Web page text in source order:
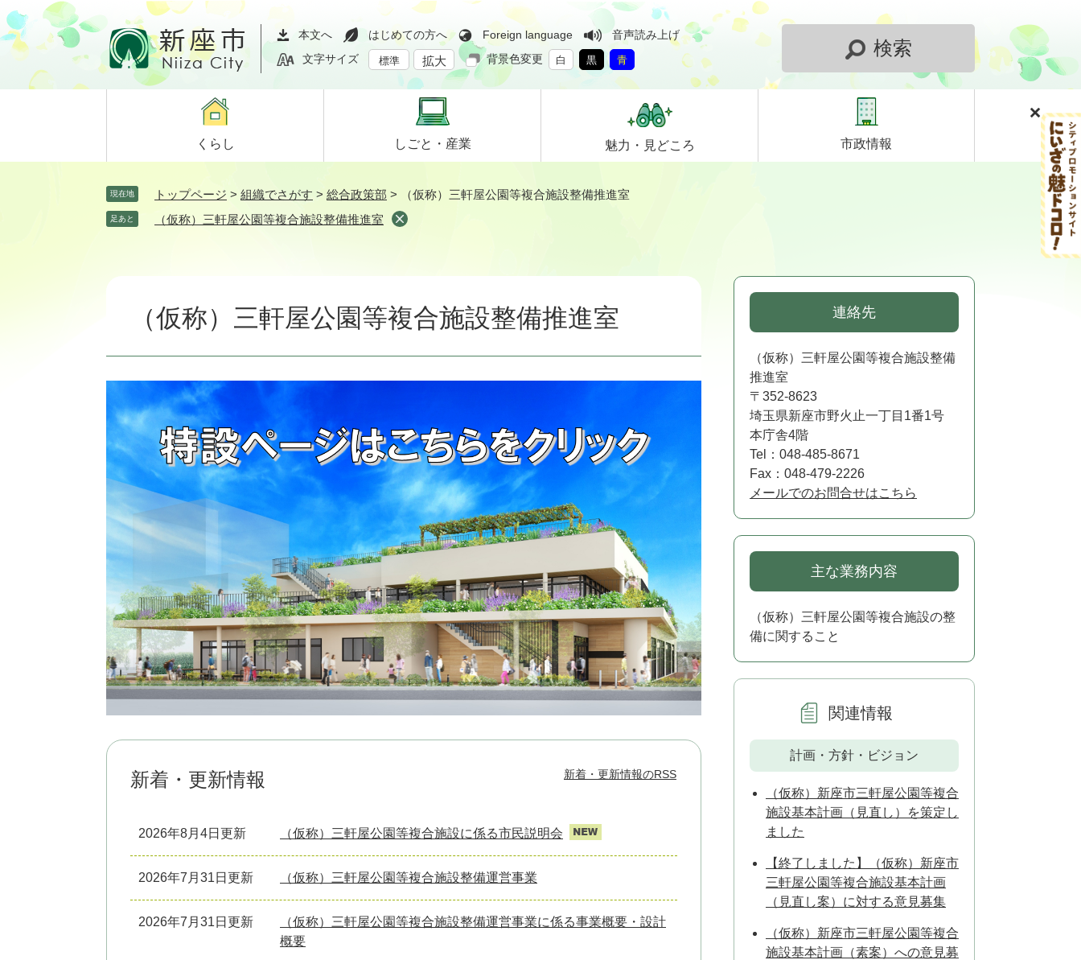
ペ
ー
ジ
メ
ニ
ュ
て
本文へ はじめての方へ Foreign language
音声読み上げ
文字サイズ
標準 拡大 背景色変更 白 黒 青
検索
くらし しごと・ 産業 魅力・ 見どころ 市政情報
現在地 トップページ > 組織でさがす > 総合政策部 > （仮称）三軒屋公園等複合施設整備推進室
足あと （仮称）三軒屋公園等複合施設整備推進室
（仮称）三軒屋公園等複合施設整備推進室
新着・更新情報
2026年8月4日更新 （仮称）三軒屋公園等複合施設に係る市民説明会
2026年7月31日更新 （仮称）三軒屋公園等複合施設整備運営事業
2026年7月31日更新
（仮称）三軒屋公園等複合施設整備運営事業に係る事業概要・設計
概要
新着・更新情報のRSS
連絡先
（仮称）三軒屋公園等複合施設整備
推進室
〒352-8623
埼玉県新座市野火止一丁目1番1号
本庁舎4階
Tel：048-485-8671
Fax：048-479-2226
メールでのお問合せはこちら
主な業務内容
（仮称）三軒屋公園等複合施設の整
備に関すること
関連情報
計画・方針・ビジョン
（仮称）新座市三軒屋公園等複合
施設基本計画（見直し）を策定し
ました
【終了しました】（仮称）新座市
三軒屋公園等複合施設基本計画
（見直し案）に対する意見募集
（仮称）新座市三軒屋公園等複合
施設基本計画（素案）への意見募